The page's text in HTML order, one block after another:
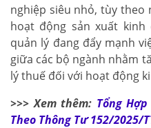
nghiệp siêu nhỏ, tùy theo
hoạt động sản xuất
quản lý đang đẩy mạnh
giữa các bộ ngành nhằm
lý thuế đối với hoạt động
>>> Xem thêm: Tổng
Theo Thông Tư 152/2025/